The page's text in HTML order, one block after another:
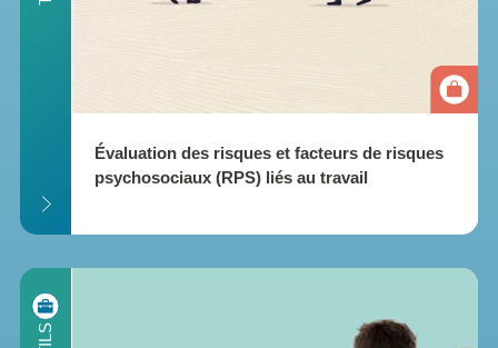
Évaluation des risques et facteurs de risques
psychosociaux (RPS) liés au travail